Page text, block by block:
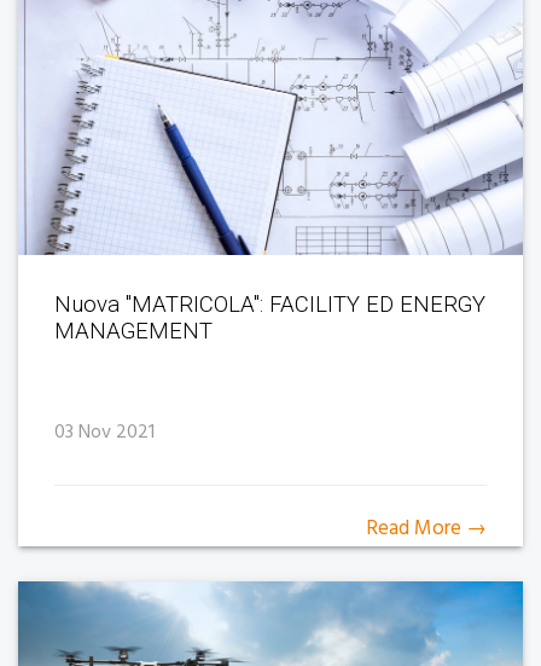
Nuova "MATRICOLA": FACILITY ED ENERGY
MANAGEMENT
03 Nov 2021
Read More →